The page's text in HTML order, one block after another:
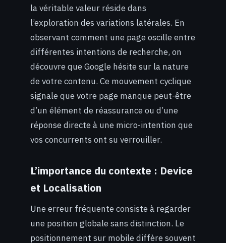
la véritable valeur réside dans
l’exploration des variations latérales. En
observant comment une page oscille entre
différentes intentions de recherche, on
découvre que Google hésite sur la nature
de votre contenu. Ce mouvement cyclique
signale que votre page manque peut-être
d’un élément de réassurance ou d’une
réponse directe à une micro-intention que
vos concurrents ont su verrouiller.
L’importance du contexte : Device
et Localisation
Une erreur fréquente consiste à regarder
une position globale sans distinction. Le
positionnement sur mobile diffère souvent